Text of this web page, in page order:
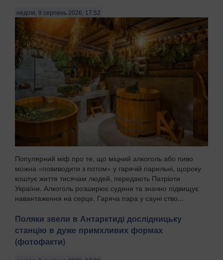
неділя, 9 серпень 2026, 17:52
Популярний міф про те, що міцний алкоголь або пиво
можна «повиводити з потом» у гарячій парильні, щороку
коштує життя тисячам людей, передають Патріоти
України. Алкоголь розширює судини та значно підвищує
навантаження на серце. Гаряча пара у сауні ство...
Поляки звели в Антарктиді дослідницьку
станцію в дуже примхливих формах
(фотофакти)